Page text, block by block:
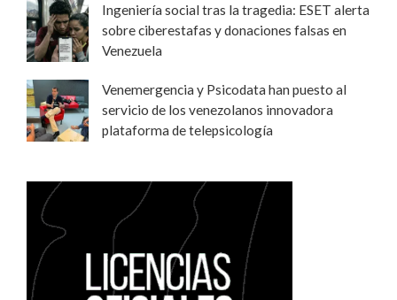
Ingeniería social tras la tragedia: ESET alerta
sobre ciberestafas y donaciones falsas en
Venezuela
Venemergencia y Psicodata han puesto al
servicio de los venezolanos innovadora
plataforma de telepsicología